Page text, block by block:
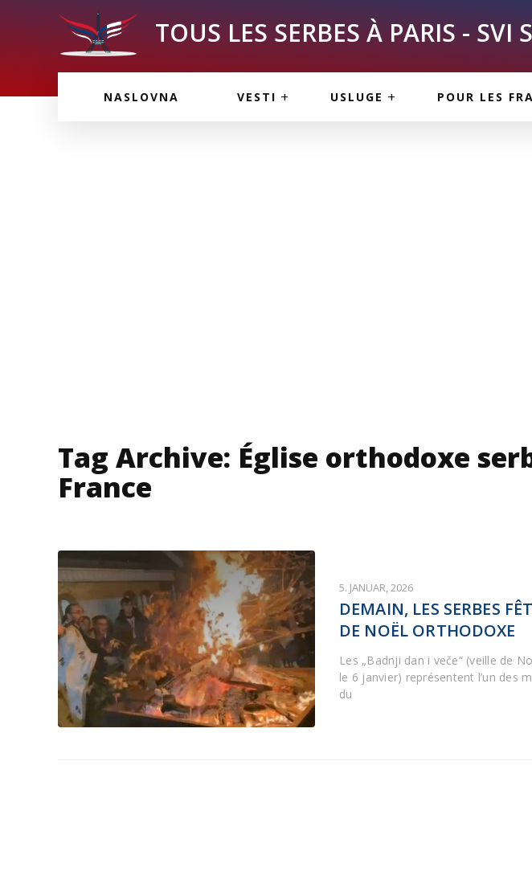
TOUS LES SERBES À PARIS - SVI
NASLOVNA VESTI USLUGE POUR LES
PARIS
Tag Archive: Église orthodoxe
France
5. JANUAR, 2026
DEMAIN, LES SERBES
DE NOËL ORTHODOXE
Les „Badnji dan i veče“ (veille de
le 6 janvier) représentent l’un des
du